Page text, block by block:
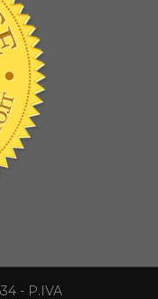
- P.IVA